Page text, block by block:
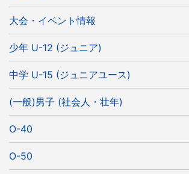
大会・イベント情報
少年 U-12 (ジュニア)
中学 U-15 (ジュニアユース)
(一般)男子 (社会人・壮年)
O-40
O-50